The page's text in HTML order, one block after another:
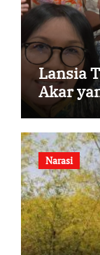
Lansia
Akar
Narasi